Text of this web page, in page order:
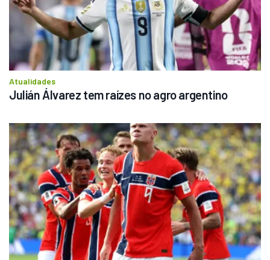
Atualidades
Julián Álvarez tem raízes no agro argentino